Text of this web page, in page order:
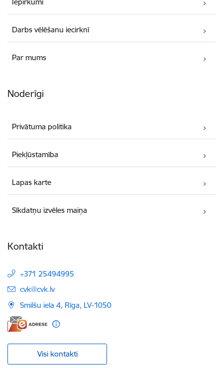
Darbs vēlēšanu iecirknī
Par mums
Noderīgi
Privātuma politika
Piekļūstamība
Lapas karte
Sīkdatņu izvēles maiņa
Kontakti
+371 25494995
E-pasts:
cvk@cvk.lv
Smilšu iela 4, Rīga, LV-1050
Visi kontakti